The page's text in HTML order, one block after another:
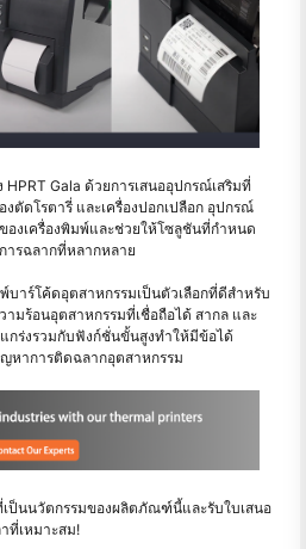
Gala ด้วยการเสนออุปกรณ์เสริมที่
งตัดโรตารี่ และเครื่องปอกเปลือก อุปกรณ์
องเครื่องพิมพ์และช่วยให้โซลูชันที่กำหนด
ารฉลากที่หลากหลาย
บาร์โค้ดอุตสาหกรรมเป็นตัวเลือกที่ดีสำหรับ
ามร้อนอุตสาหกรรมที่เชื่อถือได้ สากล และ
กร่งรวมกับฟังก์ชั่นขั้นสูงทำให้มีข้อได้
หาการติดฉลากอุตสาหกรรม
ป็นนวัตกรรมของผลิตภัณฑ์นี้และรับใบเสนอ
ที่เหมาะสม!